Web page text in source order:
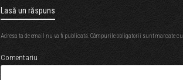
Lasă un răspuns
Adresa ta de email nu va fi publicată.Câmpurile obligatorii sunt marcate cu
Comentariu